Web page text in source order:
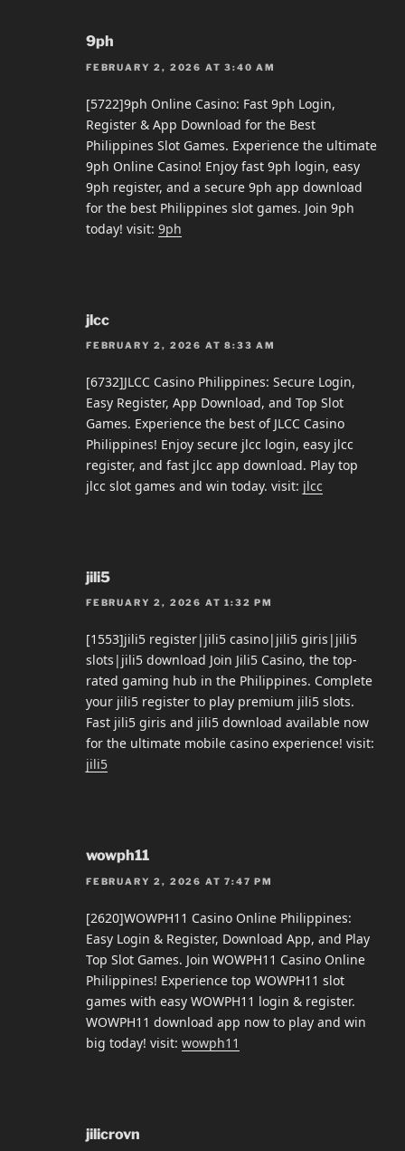
9ph
FEBRUARY 2, 2026 AT 3:40 AM
[5722]9ph Online Casino: Fast 9ph Login,
Register & App Download for the Best
Philippines Slot Games. Experience the ultimate
9ph Online Casino! Enjoy fast 9ph login, easy
9ph register, and a secure 9ph app download
for the best Philippines slot games. Join 9ph
today! visit: 9ph
jlcc
FEBRUARY 2, 2026 AT 8:33 AM
[6732]JLCC Casino Philippines: Secure Login,
Easy Register, App Download, and Top Slot
Games. Experience the best of JLCC Casino
Philippines! Enjoy secure jlcc login, easy jlcc
register, and fast jlcc app download. Play top
jlcc slot games and win today. visit: jlcc
jili5
FEBRUARY 2, 2026 AT 1:32 PM
[1553]jili5 register|jili5 casino|jili5 giris|jili5
slots|jili5 download Join Jili5 Casino, the top-
rated gaming hub in the Philippines. Complete
your jili5 register to play premium jili5 slots.
Fast jili5 giris and jili5 download available now
for the ultimate mobile casino experience! visit:
jili5
wowph11
FEBRUARY 2, 2026 AT 7:47 PM
[2620]WOWPH11 Casino Online Philippines:
Easy Login & Register, Download App, and Play
Top Slot Games. Join WOWPH11 Casino Online
Philippines! Experience top WOWPH11 slot
games with easy WOWPH11 login & register.
WOWPH11 download app now to play and win
big today! visit: wowph11
jilicrovn